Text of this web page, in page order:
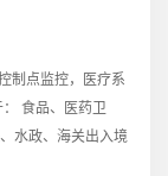
制点监控，医疗系
食品、医药卫
水政、海关出入境